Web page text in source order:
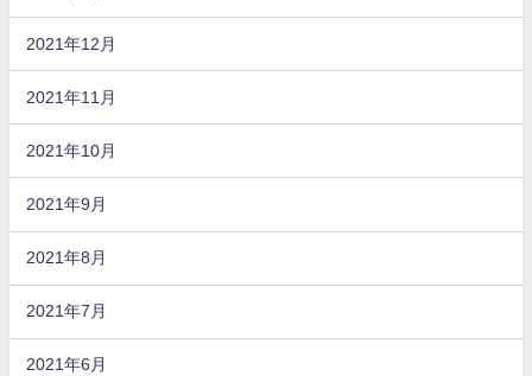
2021年12月
2021年11月
2021年10月
2021年9月
2021年8月
2021年7月
2021年6月